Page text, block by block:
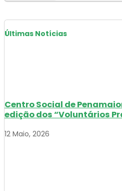
Últimas Notícias
Centro Social de
edição dos “Voluntários
12 Maio, 2026